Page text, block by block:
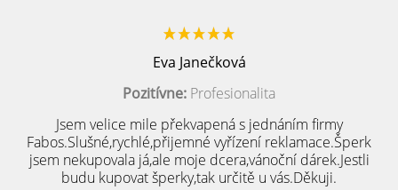
Eva Janečková
Pozitívne: Profesionalita
Jsem velice mile překvapená s jednáním firmy
Fabos.Slušné,rychlé,přijemné vyřízení reklamace.Šperk
jsem nekupovala já,ale moje dcera,vánoční dárek.Jestli
budu kupovat šperky,tak určitě u vás.Děkuji.